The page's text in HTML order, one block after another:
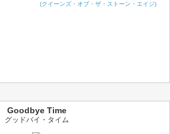
(クイーンズ・オブ・ザ・ストーン・エイジ)
Goodbye Time
グッドバイ・タイム